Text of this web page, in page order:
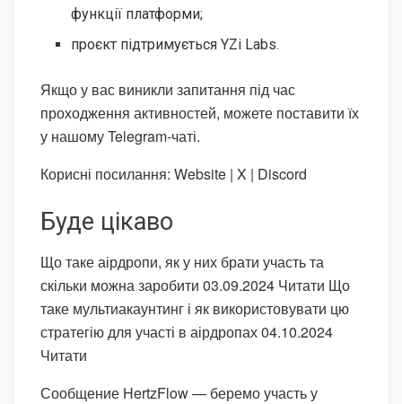
функції платформи;
проєкт підтримується YZi Labs.
Якщо у вас виникли запитання під час
проходження активностей, можете поставити їх
у нашому Telegram-чаті.
Корисні посилання: Website | X | Discord
Буде цікаво
Що таке аірдропи, як у них брати участь та
скільки можна заробити 03.09.2024 Читати Що
таке мультиакаунтинг і як використовувати цю
стратегію для участі в аірдропах 04.10.2024
Читати
Сообщение HertzFlow — беремо участь у